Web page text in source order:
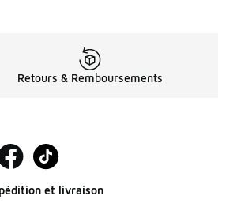
Retours & Remboursements
et livraison